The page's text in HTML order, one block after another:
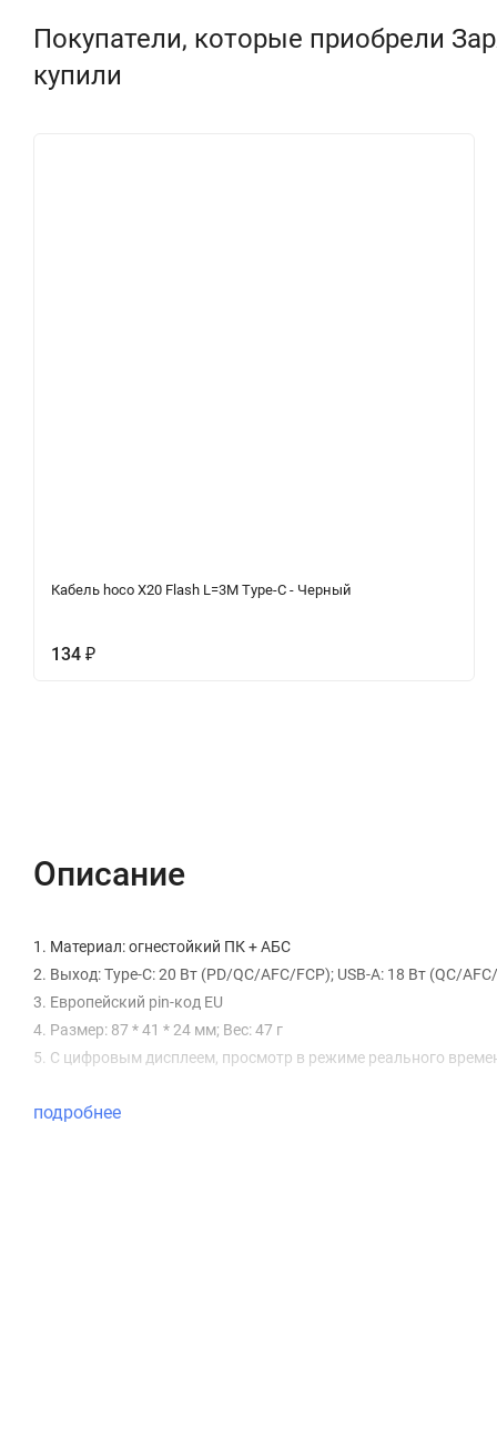
Покупатели, которые приобрели
купили
Кабель hoco X20 Flash L=3M Type-C - Черный
134 ₽
Описание
1. Материал: огнестойкий ПК + АБС
2. Выход: Type-C: 20 Вт (PD/QC/AFC/FCP); USB-A: 18 Вт (QC/
3. Европейский pin-код EU
4. Размер: 87 * 41 * 24 мм; Вес: 47 г
5. С цифровым дисплеем, просмотр в режиме реального
подробнее